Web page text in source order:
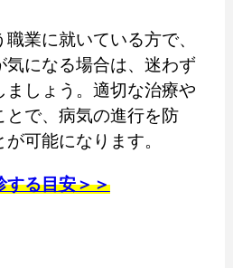
業に就いている方で、
気になる場合は、迷わず
ましょう。適切な治療や
とで、病気の進行を防
可能になります。
る目安＞＞